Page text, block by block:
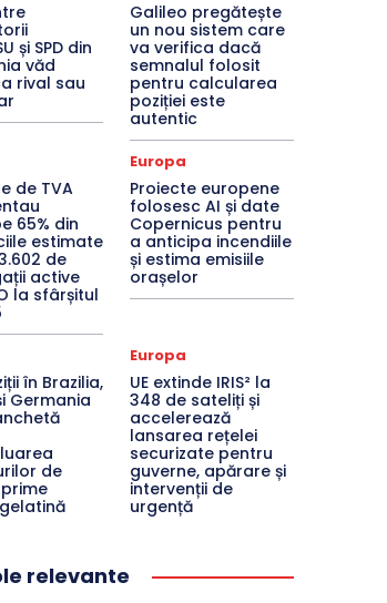
și SPD din
văd
rival sau
Galileo pregătește
un nou sistem care
va verifica dacă
semnalul folosit
pentru calcularea
poziției este
autentic
de TVA
65% din
estimate
de
active
la sfârșitul
Europa
Proiecte europene
folosesc AI și date
Copernicus pentru
a anticipa incendiile
și estima emisiile
orașelor
în Brazilia,
Germania
de
Europa
UE extinde IRIS² la
348 de sateliți și
accelerează
lansarea rețelei
securizate pentru
guverne, apărare și
intervenții de
urgență
relevante